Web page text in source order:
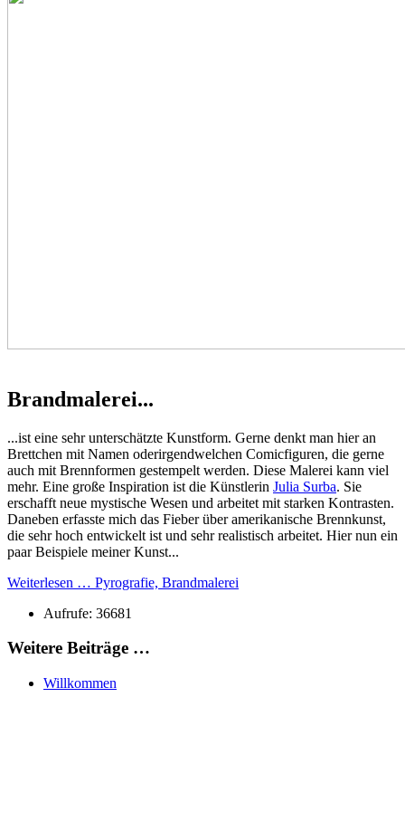
Brandmalerei...
...ist eine sehr unterschätzte Kunstform. Gerne denkt man hier an
Brettchen mit Namen oderirgendwelchen Comicfiguren, die gerne
auch mit Brennformen gestempelt werden. Diese Malerei kann viel
mehr. Eine große Inspiration ist die Künstlerin Julia Surba. Sie
erschafft neue mystische Wesen und arbeitet mit starken Kontrasten.
Daneben erfasste mich das Fieber über amerikanische Brennkunst,
die sehr hoch entwickelt ist und sehr realistisch arbeitet. Hier nun ein
paar Beispiele meiner Kunst...
Weiterlesen … Pyrografie, Brandmalerei
Aufrufe: 36681
Weitere Beiträge …
Willkommen